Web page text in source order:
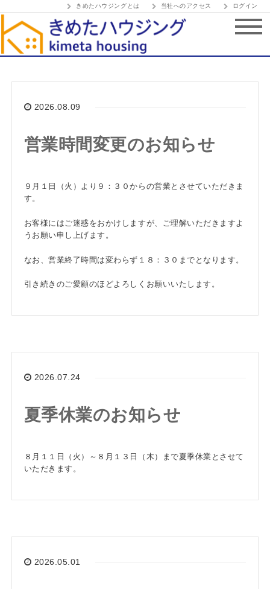
きめたハウジングとは 当社へのアクセス ログイン
2026.08.09
営業時間変更のお知らせ
９月１日（火）より９：３０からの営業とさせていただきま
す。
お客様にはご迷惑をおかけしますが、ご理解いただきますよ
うお願い申し上げます。
なお、営業終了時間は変わらず１８：３０までとなります。
引き続きのご愛顧のほどよろしくお願いいたします。
2026.07.24
夏季休業のお知らせ
８月１１日（火）～８月１３日（木）まで夏季休業とさせて
いただきます。
2026.05.01